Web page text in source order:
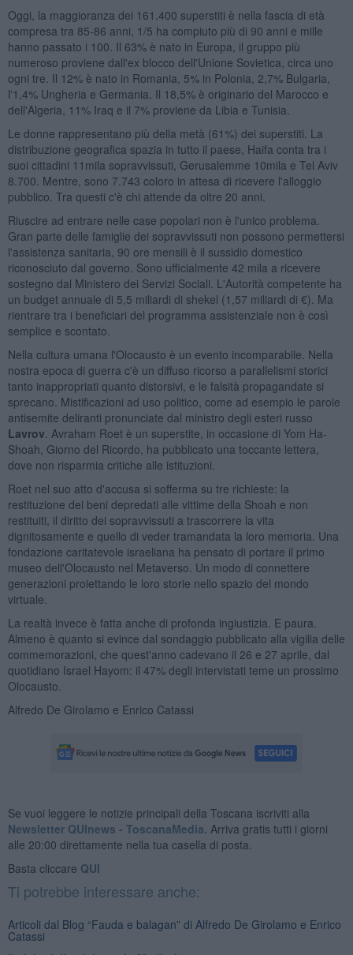
Oggi, la maggioranza dei 161.400 superstiti è nella fascia di età
compresa tra 85-86 anni, 1/5 ha compiuto più di 90 anni e mille
hanno passato i 100. Il 63% è nato in Europa, il gruppo più
numeroso proviene dall'ex blocco dell'Unione Sovietica, circa uno
ogni tre. Il 12% è nato in Romania, 5% in Polonia, 2,7% Bulgaria,
l'1,4% Ungheria e Germania. Il 18,5% è originario del Marocco e
dell'Algeria, 11% Iraq e il 7% proviene da Libia e Tunisia.
Le donne rappresentano più della metà (61%) dei superstiti. La
distribuzione geografica spazia in tutto il paese, Haifa conta tra i
suoi cittadini 11mila sopravvissuti, Gerusalemme 10mila e Tel Aviv
8.700. Mentre, sono 7.743 coloro in attesa di ricevere l'alloggio
pubblico. Tra questi c'è chi attende da oltre 20 anni.
Riuscire ad entrare nelle case popolari non è l'unico problema.
Gran parte delle famiglie dei sopravvissuti non possono permettersi
l'assistenza sanitaria, 90 ore mensili è il sussidio domestico
riconosciuto dal governo. Sono ufficialmente 42 mila a ricevere
sostegno dal Ministero dei Servizi Sociali. L'Autorità competente ha
un budget annuale di 5,5 miliardi di shekel (1,57 miliardi di €). Ma
rientrare tra i beneficiari del programma assistenziale non è così
semplice e scontato.
Nella cultura umana l'Olocausto è un evento incomparabile. Nella
nostra epoca di guerra c'è un diffuso ricorso a parallelismi storici
tanto inappropriati quanto distorsivi, e le falsità propagandate si
sprecano. Mistificazioni ad uso politico, come ad esempio le parole
antisemite deliranti pronunciate dal ministro degli esteri russo
Lavrov . Avraham Roet è un superstite, in occasione di Yom Ha-
Shoah, Giorno del Ricordo, ha pubblicato una toccante lettera,
dove non risparmia critiche alle istituzioni.
Roet nel suo atto d'accusa si sofferma su tre richieste: la
restituzione dei beni depredati alle vittime della Shoah e non
restituiti, il diritto dei sopravvissuti a trascorrere la vita
dignitosamente e quello di veder tramandata la loro memoria. Una
fondazione caritatevole israeliana ha pensato di portare il primo
museo dell'Olocausto nel Metaverso. Un modo di connettere
generazioni proiettando le loro storie nello spazio del mondo
virtuale.
La realtà invece è fatta anche di profonda ingiustizia. E paura.
Almeno è quanto si evince dal sondaggio pubblicato alla vigilia delle
commemorazioni, che quest'anno cadevano il 26 e 27 aprile, dal
quotidiano Israel Hayom: il 47% degli intervistati teme un prossimo
Olocausto.
Alfredo De Girolamo e Enrico Catassi
Se vuoi leggere le notizie principali della Toscana iscriviti alla
Newsletter QUInews - ToscanaMedia. Arriva gratis tutti i giorni
alle 20:00 direttamente nella tua casella di posta.
Basta cliccare QUI
Ti potrebbe interessare anche:
Articoli dal Blog “Fauda e balagan” di Alfredo De Girolamo e Enrico
Catassi